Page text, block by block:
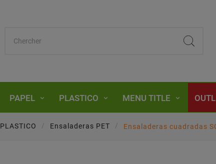
PAPEL PLASTICO MENU TITLE
PLASTICO Ensaladeras PET Ensaladeras cuadradas